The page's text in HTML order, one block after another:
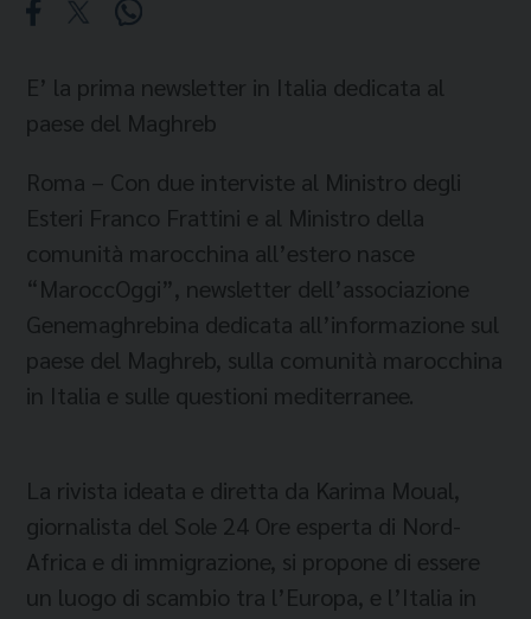
E’ la prima newsletter in Italia dedicata al
paese del Maghreb
Roma – Con due interviste al Ministro degli
Esteri Franco Frattini e al Ministro della
comunità marocchina all’estero nasce
“MaroccOggi”, newsletter dell’associazione
Genemaghrebina dedicata all’informazione sul
paese del Maghreb, sulla comunità marocchina
in Italia e sulle questioni mediterranee.
La rivista ideata e diretta da Karima Moual,
giornalista del Sole 24 Ore esperta di Nord-
Africa e di immigrazione, si propone di essere
un luogo di scambio tra l’Europa, e l’Italia in